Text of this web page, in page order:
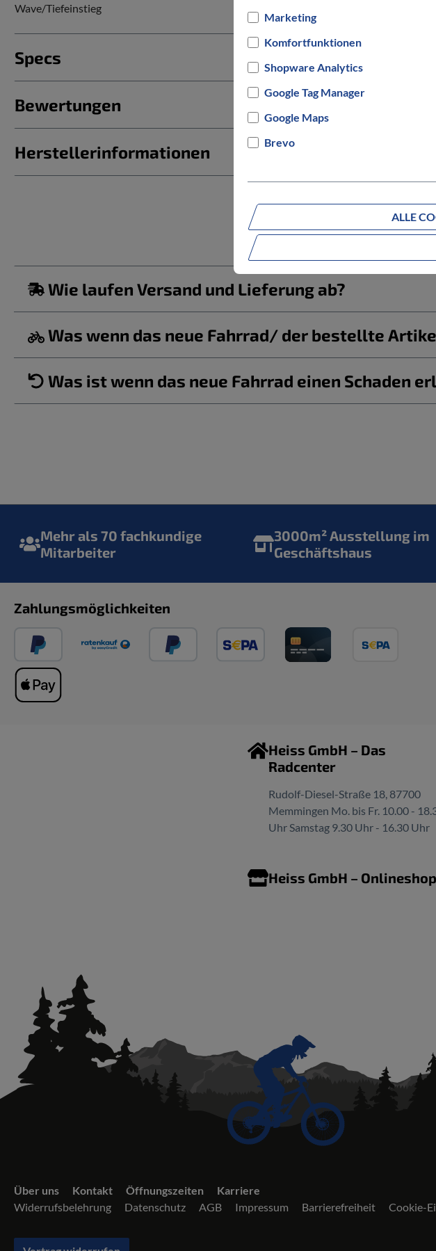
Wave/Tiefeinstieg
Specs
Bewertungen
Herstellerinformationen
Wie laufen Versand und Lieferung ab?
Was wenn das neue Fahrrad/ der bestellte
Was ist wenn das neue Fahrrad einen Schaden
Mehr als 70 fachkundige
Mitarbeiter
3000m² Ausstellung im
Geschäftshaus
Zahlungsmöglichkeiten
Heiss GmbH – Das
Radcenter
Rudolf-Diesel-Straße 18, 87700
Memmingen Mo. bis Fr. 10.00 -
Uhr Samstag 9.30 Uhr - 16.30 Uhr
Heiss GmbH – Onlineshop
Über uns Kontakt Öffnungszeiten
Karriere
Widerrufsbelehrung
Datenschutz AGB Impressum Barrierefreiheit Cookie-
Marketing
Komfortfunktionen
Shopware Analytics
Google Tag Manager
Google Maps
Brevo
ALLE